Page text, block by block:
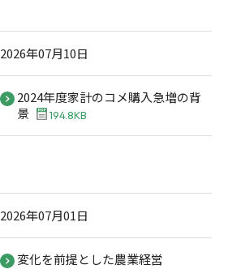
2026年07月10日
2024年度家計のコメ購入急増の背
景
194.8KB
2026年07月01日
変化を前提とした農業経営